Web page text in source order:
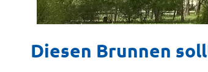
Diesen Brunnen